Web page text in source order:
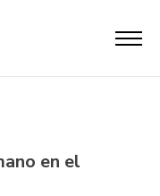
en el